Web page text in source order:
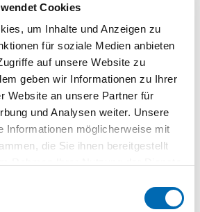
Cookies
um Inhalte und Anzeigen zu
für soziale Medien anbieten
auf unsere Website zu
geben wir Informationen zu Ihrer
Website an unsere Partner für
und Analysen weiter. Unsere
Informationen möglicherweise mit
die Sie ihnen bereitgestellt
T 40
M 5; M 6; M8
XZN M 5; M 6; M 8
4; 6; 8 mm
Schrauben Nr. 6; 8
Nr. 1; 2; 3
100 mm
1/4"